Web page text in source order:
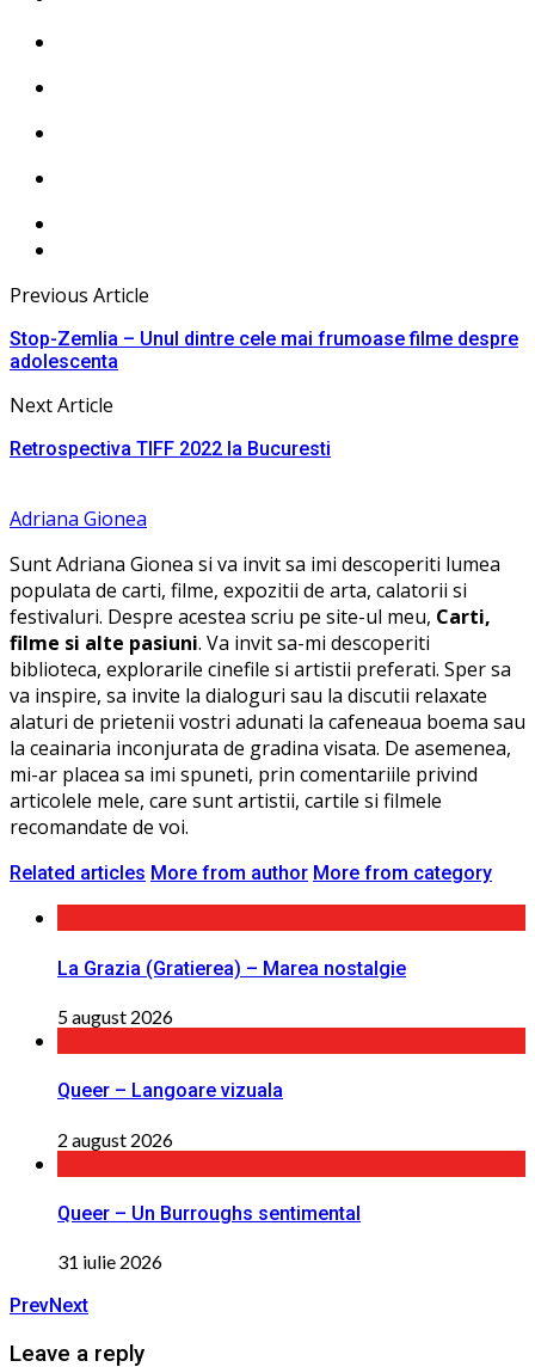
Previous Article
Stop-Zemlia – Unul dintre cele mai frumoase filme despre
adolescenta
Next Article
Retrospectiva TIFF 2022 la Bucuresti
Adriana Gionea
Sunt Adriana Gionea si va invit sa imi descoperiti lumea
populata de carti, filme, expozitii de arta, calatorii si
festivaluri. Despre acestea scriu pe site-ul meu, Carti,
filme si alte pasiuni. Va invit sa-mi descoperiti
biblioteca, explorarile cinefile si artistii preferati. Sper sa
va inspire, sa invite la dialoguri sau la discutii relaxate
alaturi de prietenii vostri adunati la cafeneaua boema sau
la ceainaria inconjurata de gradina visata. De asemenea,
mi-ar placea sa imi spuneti, prin comentariile privind
articolele mele, care sunt artistii, cartile si filmele
recomandate de voi.
Related articles More from author More from category
La Grazia (Gratierea) – Marea nostalgie
5 august 2026
Queer – Langoare vizuala
2 august 2026
Queer – Un Burroughs sentimental
31 iulie 2026
PrevNext
Leave a reply